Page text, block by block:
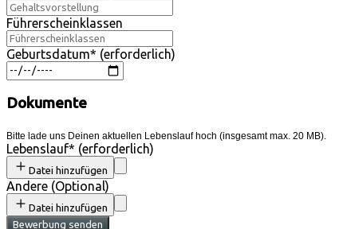
Führerscheinklassen
Geburtsdatum* (erforderlich)
Dokumente
Bitte lade uns Deinen aktuellen Lebenslauf hoch (insgesamt max. 20 MB).
Lebenslauf* (erforderlich)
Datei hinzufügen
Andere (Optional)
Datei hinzufügen
Bewerbung senden